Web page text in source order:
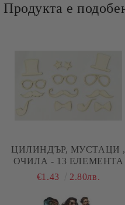
ЦИЛИНДЪР, МУСТАЦИ ,
ОЧИЛА - 13 ЕЛЕМЕНТА
€1.43
2.80лв.